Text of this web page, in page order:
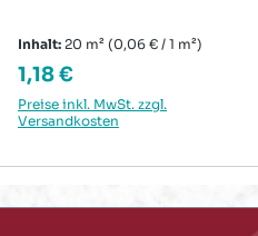
Inhalt: 20 m² (0,06 € / 1 m²)
Regulärer Preis:
1,18 €
Preise inkl. MwSt. zzgl.
Versandkosten